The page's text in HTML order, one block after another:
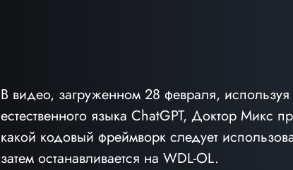
В видео, загруженном 28 февраля,
естественного языка ChatGPT, Доктор Микс
какой кодовый фреймворк следует
затем останавливается на WDL-OL.